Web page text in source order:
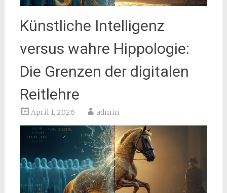
Künstliche Intelligenz
versus wahre Hippologie:
Die Grenzen der digitalen
Reitlehre
April 1, 2026 admin